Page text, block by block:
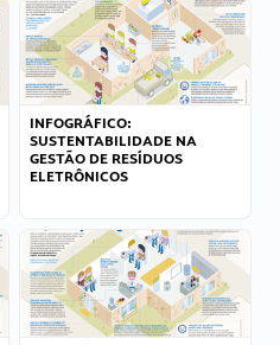
INFOGRÁFICO:
SUSTENTABILIDADE NA
GESTÃO DE RESÍDUOS
ELETRÔNICOS